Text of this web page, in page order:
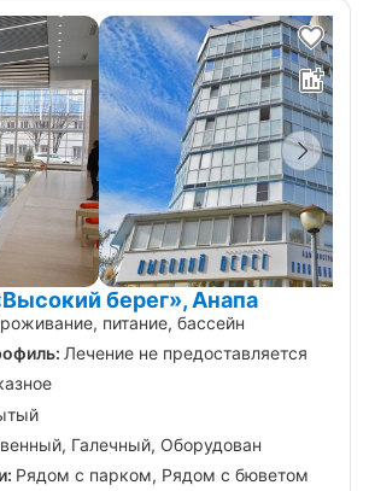
берег», Анапа
питание, бассейн
Лечение не предоставляется
Галечный, Оборудован
Рядом с парком, Рядом с бюветом